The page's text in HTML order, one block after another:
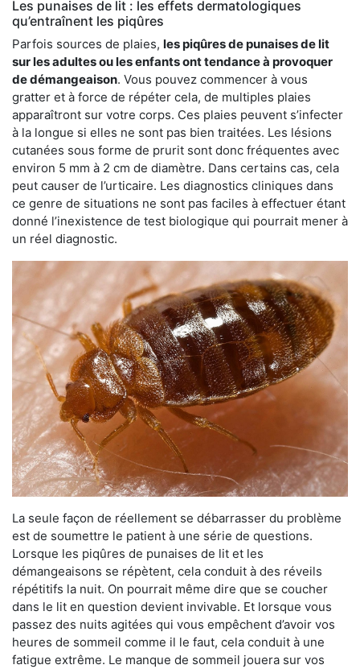
Les punaises de lit : les effets dermatologiques
qu’entraînent les piqûres
Parfois sources de plaies, les piqûres de punaises de lit
sur les adultes ou les enfants ont tendance à provoquer
de démangeaison. Vous pouvez commencer à vous
gratter et à force de répéter cela, de multiples plaies
apparaîtront sur votre corps. Ces plaies peuvent s’infecter
à la longue si elles ne sont pas bien traitées. Les lésions
cutanées sous forme de prurit sont donc fréquentes avec
environ 5 mm à 2 cm de diamètre. Dans certains cas, cela
peut causer de l’urticaire. Les diagnostics cliniques dans
ce genre de situations ne sont pas faciles à effectuer étant
donné l’inexistence de test biologique qui pourrait mener à
un réel diagnostic.
La seule façon de réellement se débarrasser du problème
est de soumettre le patient à une série de questions.
Lorsque les piqûres de punaises de lit et les
démangeaisons se répètent, cela conduit à des réveils
répétitifs la nuit. On pourrait même dire que se coucher
dans le lit en question devient invivable. Et lorsque vous
passez des nuits agitées qui vous empêchent d’avoir vos
heures de sommeil comme il le faut, cela conduit à une
fatigue extrême. Le manque de sommeil jouera sur vos